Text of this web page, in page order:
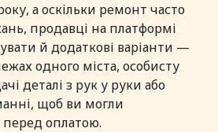
а оскільки ремонт часто
продавці на платформі
й додаткові варіанти —
одного міста, особисту
деталі з рук у руки або
щоб ви могли
перед оплатою.